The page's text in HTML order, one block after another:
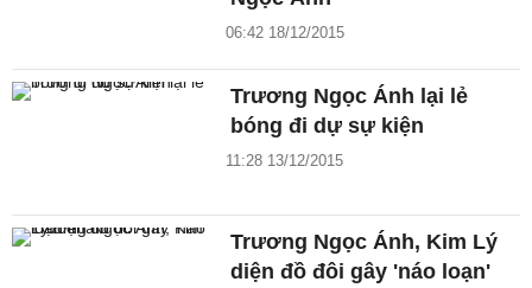
06:42 18/12/2015
Trương Ngọc Ánh lại lẻ
bóng đi dự sự kiện
11:28 13/12/2015
Trương Ngọc Ánh, Kim Lý
diện đồ đôi gây 'náo loạn'